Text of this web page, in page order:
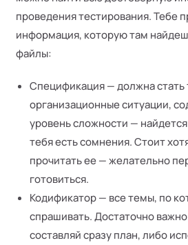
проведения тестирования. Тебе
информация, которую там
файлы:
Спецификация — должна
организационные ситуации,
уровень сложности — найдется
тебя есть сомнения. Стоит
прочитать ее — желательно
готовиться.
Кодификатор — все темы, по
спрашивать. Достаточно
составляй сразу план, либо